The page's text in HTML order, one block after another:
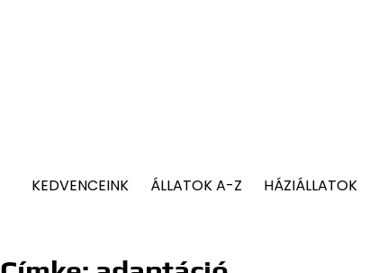
KEDVENCEINK ÁLLATOK A-Z HÁZIÁLLATOK